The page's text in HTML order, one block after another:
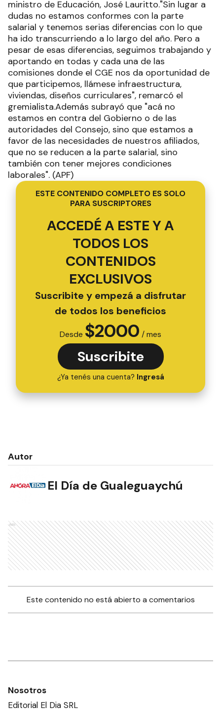
ministro de Educación, José Lauritto."Sin lugar a
dudas no estamos conformes con la parte
salarial y tenemos serias diferencias con lo que
ha ido transcurriendo a lo largo del año. Pero a
pesar de esas diferencias, seguimos trabajando y
aportando en todas y cada una de las
comisiones donde el CGE nos da oportunidad de
que participemos, llámese infraestructura,
viviendas, diseños curriculares", remarcó el
gremialista.Además subrayó que "acá no
estamos en contra del Gobierno o de las
autoridades del Consejo, sino que estamos a
favor de las necesidades de nuestros afiliados,
que no se reducen a la parte salarial, sino
también con tener mejores condiciones
laborales". (APF)
ESTE CONTENIDO COMPLETO ES SOLO
PARA SUSCRIPTORES
ACCEDÉ A ESTE Y A
TODOS LOS
CONTENIDOS
EXCLUSIVOS
Suscribite y empezá a disfrutar
de todos los beneficios
Desde $2000 / mes
Suscribite
¿Ya tenés una cuenta? Ingresá
Autor
El Día de Gualeguaychú
Ads
Este contenido no está abierto a comentarios
Nosotros
Editorial El Dia SRL